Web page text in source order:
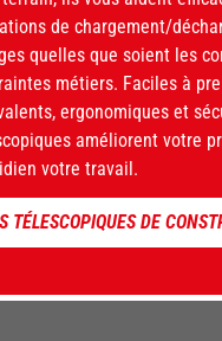
utilisant le catalogue d’outils
de chargement/
quelles que soient les
métiers. Faciles à
ergonomiques et
améliorent votre
votre travail.
TÉLESCOPIQUES DE